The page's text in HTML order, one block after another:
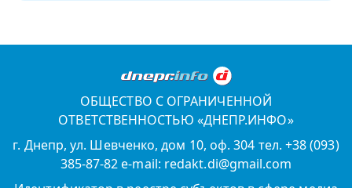
ОБЩЕСТВО С ОГРАНИЧЕННОЙ
ОТВЕТСТВЕННОСТЬЮ «ДНЕПР.ИНФО»
г. Днепр, ул. Шевченко, дом 10, оф. 304 тел. +38 (093)
385-87-82 e-mail: redakt.di@gmail.com